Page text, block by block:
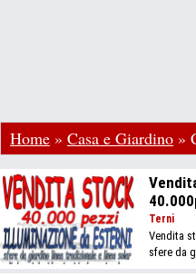
Home » Casa e Giardino »
Terni
Vendita
sfere da